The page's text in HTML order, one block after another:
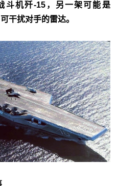
斗机歼-15，另一架可能是
干扰对手的雷达。